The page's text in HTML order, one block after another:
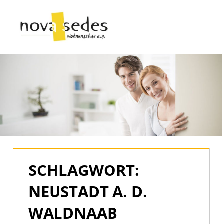
Inhalt
springen
Nova
Der
offizielle
SCHLAGWORT:
NEUSTADT A. D.
WALDNAAB